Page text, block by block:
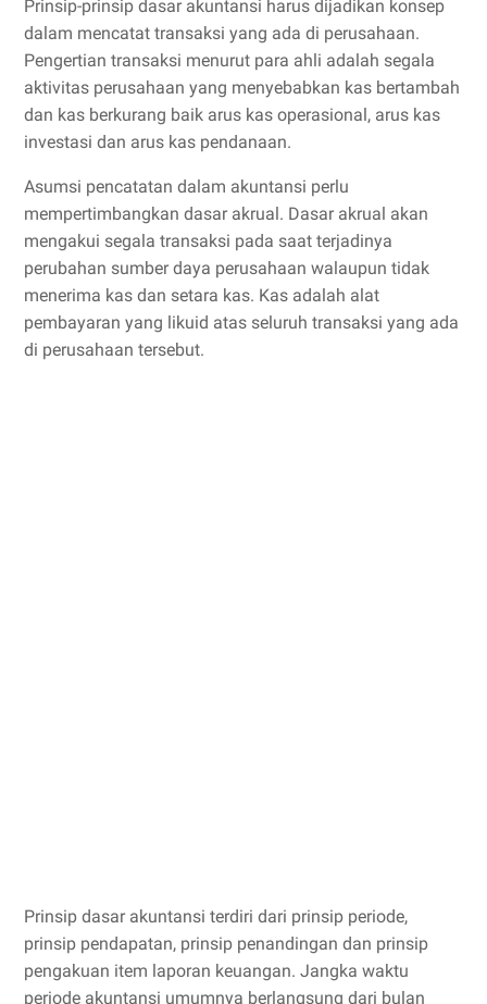
Prinsip-prinsip dasar akuntansi harus dijadikan konsep
dalam mencatat transaksi yang ada di perusahaan.
Pengertian transaksi menurut para ahli adalah segala
aktivitas perusahaan yang menyebabkan kas bertambah
dan kas berkurang baik arus kas operasional, arus kas
investasi dan arus kas pendanaan.
Asumsi pencatatan dalam akuntansi perlu
mempertimbangkan dasar akrual. Dasar akrual akan
mengakui segala transaksi pada saat terjadinya
perubahan sumber daya perusahaan walaupun tidak
menerima kas dan setara kas. Kas adalah alat
pembayaran yang likuid atas seluruh transaksi yang ada
di perusahaan tersebut.
Prinsip dasar akuntansi terdiri dari prinsip periode,
prinsip pendapatan, prinsip penandingan dan prinsip
pengakuan item laporan keuangan. Jangka waktu
periode akuntansi umumnya berlangsung dari bulan